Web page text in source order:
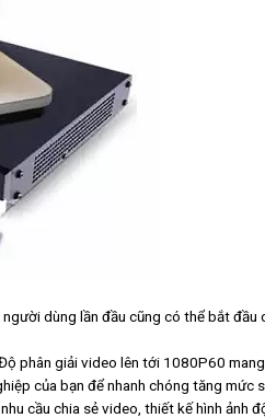
dùng lần đầu cũng có thể bắt
phân giải video lên tới 1080P60
của bạn để nhanh chóng tăng mức
cầu chia sẻ video, thiết kế hình ảnh